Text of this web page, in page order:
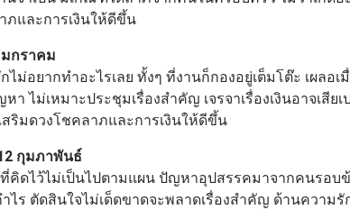
ภและการเงินให้ดีขึ้น
กราคม
ม่อยากทำอะไรเลย ทั้งๆ ที่งานก็กองอยู่เต็มโต๊ะ เผลอเ
ไม่เหมาะประชุมเรื่องสำคัญ เจรจาเรื่องเงินอาจเสีย
สริมดวงโชคลาภและการเงินให้ดีขึ้น
กุมภาพันธ์
ดไว้ไม่เป็นไปตามแผน ปัญหาอุปสรรคมาจากคนรอบข้
ำไร ตัดสินใจไม่เด็ดขาดจะพลาดเรื่องสำคัญ ด้านความ